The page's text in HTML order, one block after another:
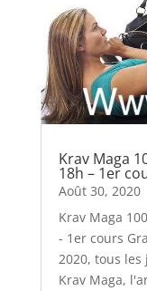
Krav Maga
18h – 1er
Août 30, 2020
Krav Maga
- 1er cours
2020, tous
Krav Maga,